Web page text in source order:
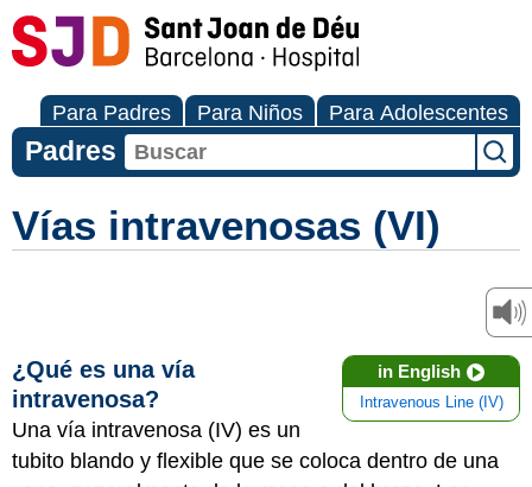
Para Padres Para Niños Para Adolescentes
Padres
Vías intravenosas (VI)
in English
Intravenous Line (IV)
¿Qué es una vía
intravenosa?
Una vía intravenosa (IV) es un
tubito blando y flexible que se coloca dentro de una